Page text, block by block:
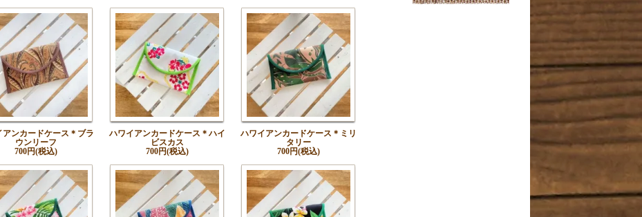
アンカードケース＊ブラ
ウンリーフ
700円(税込)
ハワイアンカードケース＊ハイ
ビスカス
700円(税込)
ハワイアンカードケース＊ミリ
タリー
700円(税込)